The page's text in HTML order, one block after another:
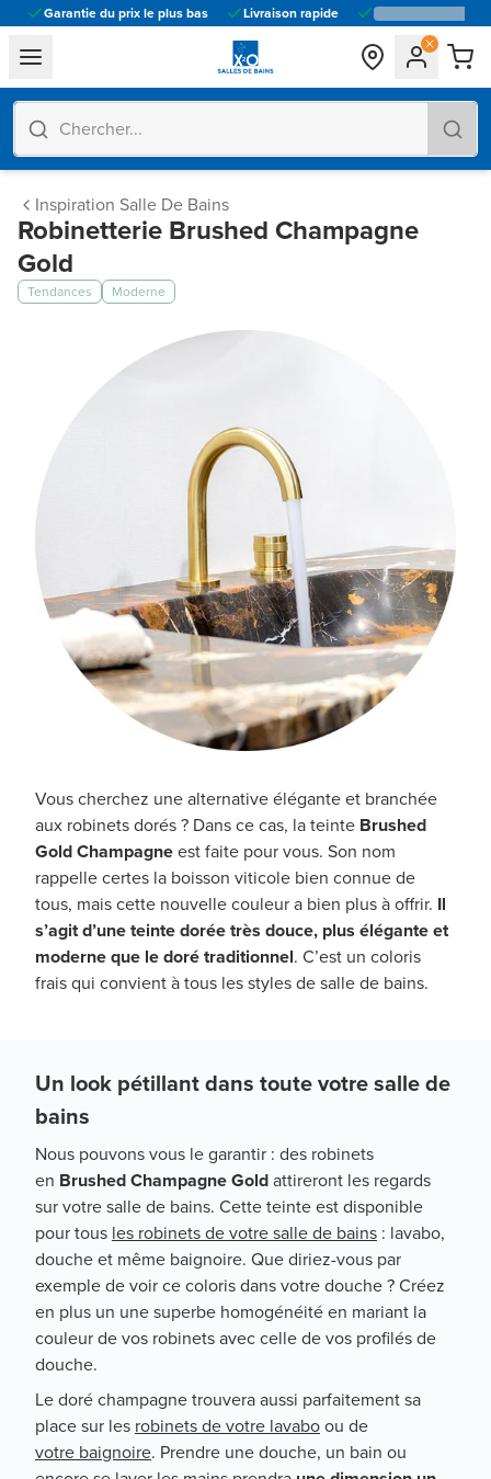
Garantie du prix le plus bas Livraison rapide
general.navigation.toggle_menu.label
Inspiration Salle De Bains
Robinetterie Brushed Champagne
Gold
Tendances Moderne
Vous cherchez une alternative élégante et branchée
aux robinets dorés ? Dans ce cas, la teinte Brushed
Gold Champagneest faite pour vous. Son nom
rappelle certes la boisson viticole bien connue de
tous, mais cette nouvelle couleur a bien plus à offrir. Il
s’agit d’une teinte dorée très douce, plus élégante et
moderne que le doré traditionnel. C’est un coloris
frais qui convient à tous les styles de salle de bains.
Un look pétillant dans toute votre salle de
bains
Nous pouvons vous le garantir : des robinets
en Brushed Champagne Goldattireront les regards
sur votre salle de bains. Cette teinte est disponible
pour tous les robinets de votre salle de bains : lavabo,
douche et même baignoire. Que diriez-vous par
exemple de voir ce coloris dans votre douche ? Créez
en plus un une superbe homogénéité en mariant la
couleur de vos robinets avec celle de vos profilés de
douche.
Le doré champagne trouvera aussi parfaitement sa
place sur les robinets de votre lavaboou de
votre baignoire. Prendre une douche, un bain ou